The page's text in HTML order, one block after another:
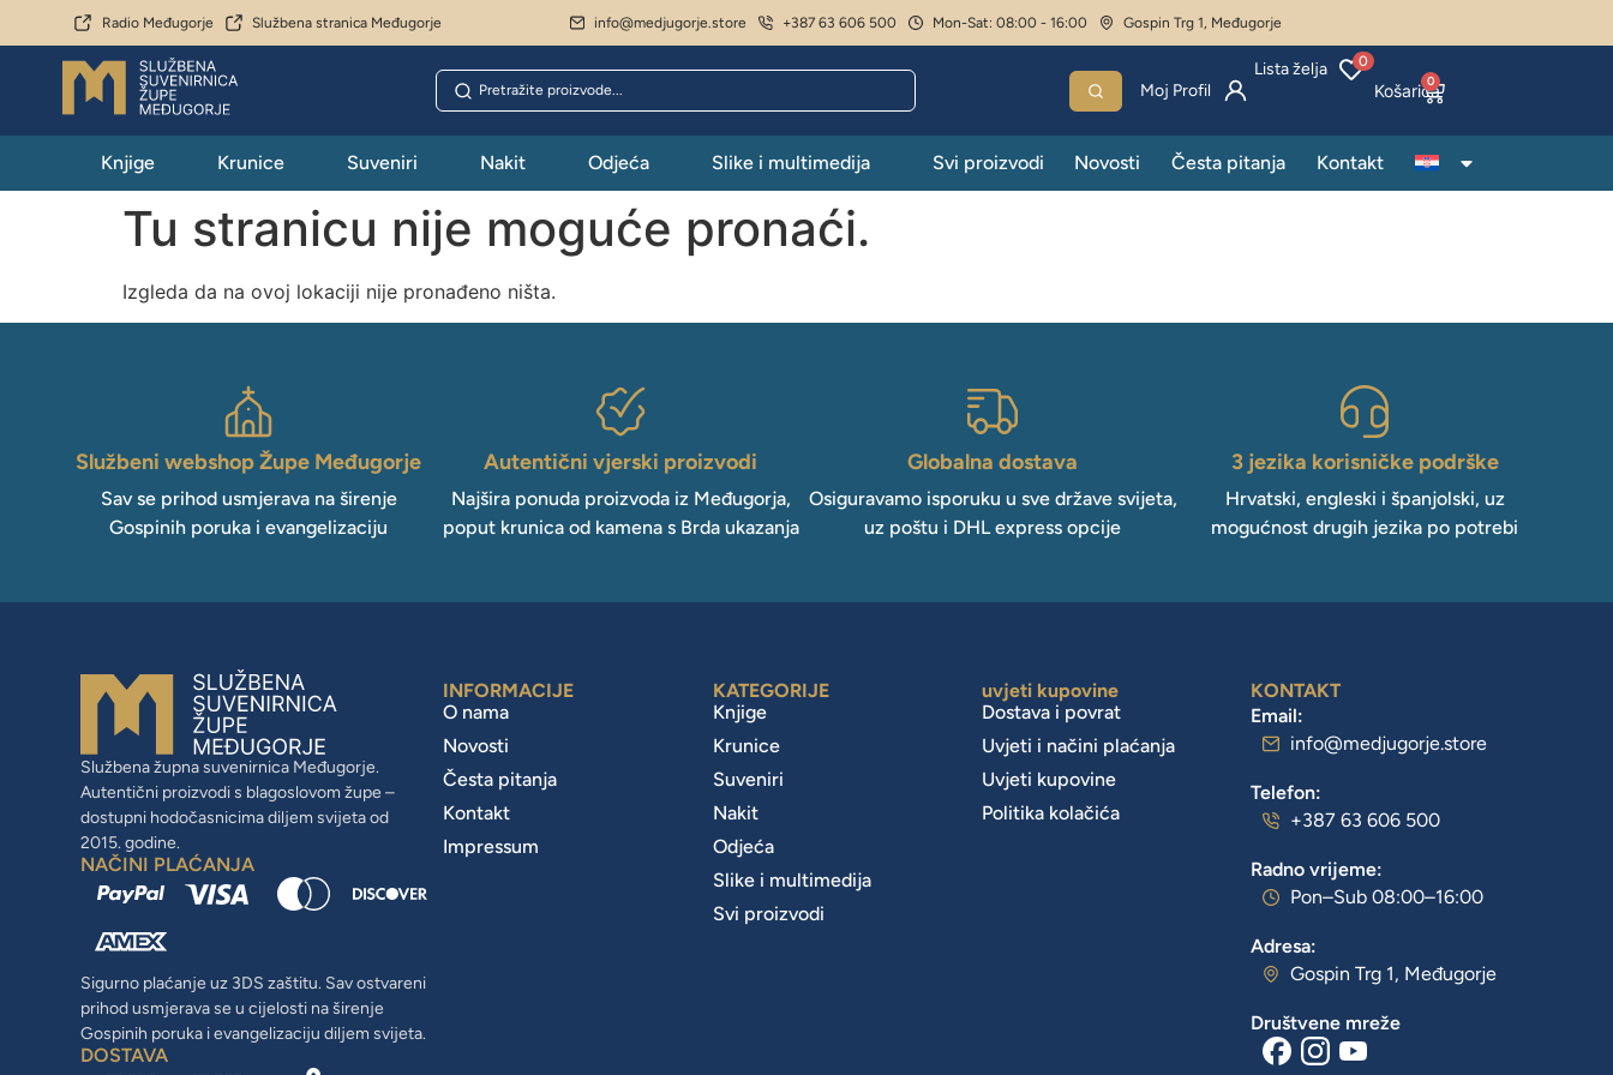
Radio Međugorje Službena stranica Međugorje info@medjugorje.store +387 63 606 500 Mon-Sat: 08:00 - 16:00 Gospin Trg 1, Međugorje
Lista želja 0
Moj Profil 0
Knjige Krunice Suveniri Nakit Odjeća Slike i multimedija Svi proizvodi Novosti Česta pitanja Kontakt
Tu stranicu nije moguće pronaći.
Izgleda da na ovoj lokaciji nije pronađeno ništa.
Službeni webshop Župe Međugorje
Sav se prihod usmjerava na širenje
Gospinih poruka i evangelizaciju
Autentični vjerski proizvodi
Najšira ponuda proizvoda iz Međugorja,
poput krunica od kamena s Brda ukazanja
Globalna dostava
Osiguravamo isporuku u sve države svijeta,
uz poštu i DHL express opcije
3 jezika korisničke podrške
Hrvatski, engleski i španjolski, uz
mogućnost drugih jezika po potrebi
Službena župna suvenirnica Međugorje.
Autentični proizvodi s blagoslovom župe –
dostupni hodočasnicima diljem svijeta od
2015. godine.
NAČINI PLAĆANJA
Sigurno plaćanje uz 3DS zaštitu. Sav ostvareni
prihod usmjerava se u cijelosti na širenje
Gospinih poruka i evangelizaciju diljem svijeta.
DOSTAVA
INFORMACIJE
O nama
Novosti
Česta pitanja
Kontakt
Impressum
KATEGORIJE
Knjige
Krunice
Suveniri
Nakit
Odjeća
Slike i multimedija
Svi proizvodi
uvjeti kupovine
Dostava i povrat
Uvjeti i načini plaćanja
Uvjeti kupovine
Politika kolačića
KONTAKT
Email:
info@medjugorje.store
Telefon:
+387 63 606 500
Radno vrijeme:
Pon–Sub 08:00–16:00
Adresa:
Gospin Trg 1, Međugorje
Društvene mreže